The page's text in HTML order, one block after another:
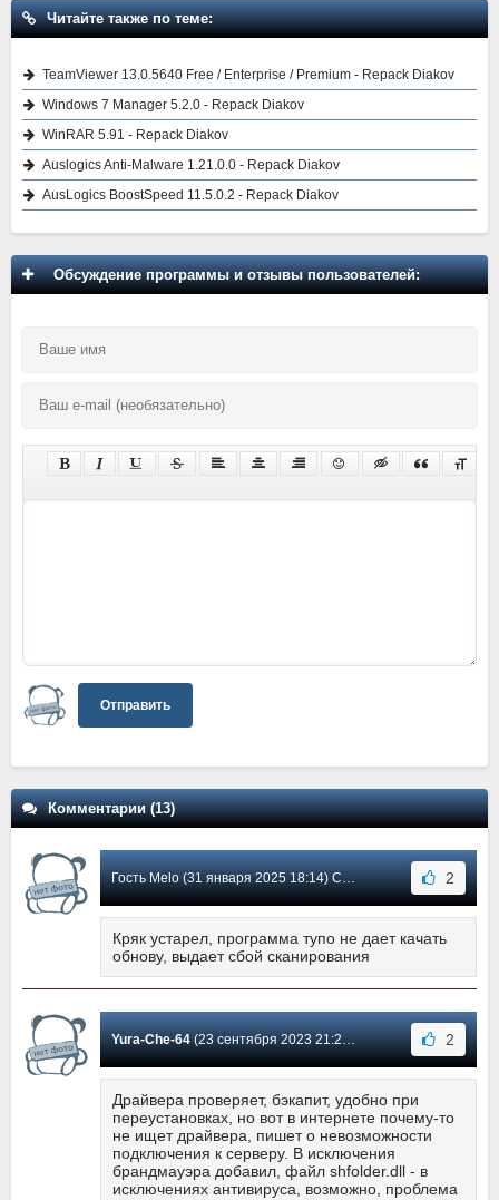
Читайте также по теме:
TeamViewer 13.0.5640 Free / Enterprise / Premium - Repack Diakov
Windows 7 Manager 5.2.0 - Repack Diakov
WinRAR 5.91 - Repack Diakov
Auslogics Anti-Malware 1.21.0.0 - Repack Diakov
AusLogics BoostSpeed 11.5.0.2 - Repack Diakov
Обсуждение программы и отзывы пользователей:
Отправить
Комментарии (13)
Гость Melo (31 января 2025 18:14) Сообщение #11 2
Кряк устарел, программа тупо не дает качать
обнову, выдает сбой сканирования
Yura-Che-64(23 сентября 2023 21:24) Сообщение #10 2
Драйвера проверяет, бэкапит, удобно при
переустановках, но вот в интернете почему-то
не ищет драйвера, пишет о невозможности
подключения к серверу. В исключения
брандмауэра добавил, файл shfolder.dll - в
исключениях антивируса, возможно, проблема